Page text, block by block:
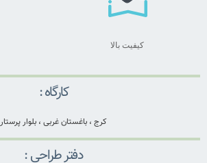
کیفیت بالا
کارگاه :
کرج ، باغستان غربی ، بلوار پرستار
دفتر طراحی :